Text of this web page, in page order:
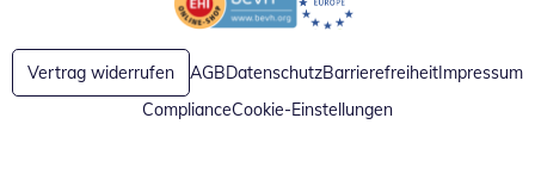
Öffnet in neuem FensterÖffnet in neuem Fenster
Vertrag widerrufen AGBDatenschutzBarrierefreiheitImpressum
ComplianceCookie-Einstellungen